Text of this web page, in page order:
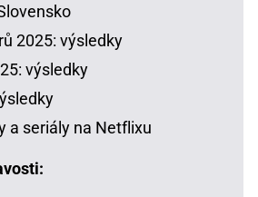
2025: výsledky
výsledky
a seriály na Netflixu